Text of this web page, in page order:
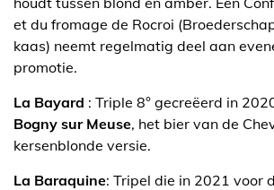
et du fromage de Rocroi
kaas) neemt regelmatig deel aan
promotie.
La Bayard : Triple 8° gecreëerd in
Bogny sur Meuse, het bier van de
kersenblonde versie.
La Baraquine: Tripel die in 2021 voor